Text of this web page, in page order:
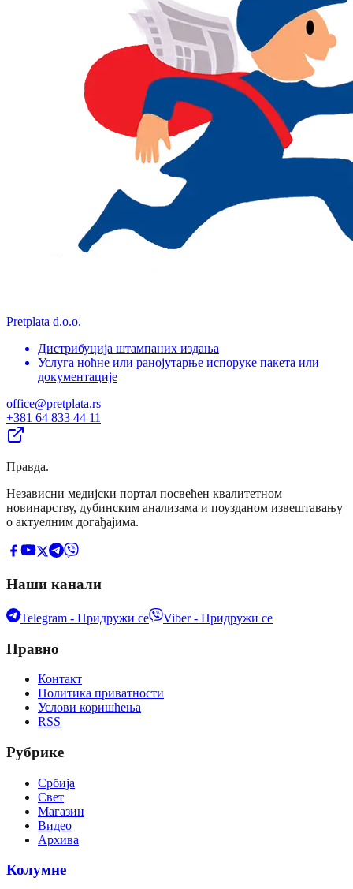
Pretplata d.o.o.
Дистрибуција штампаних издања
Услуга ноћне или ранојутарње испоруке пакета или
документације
office@pretplata.rs
+381 64 833 44 11
Правда.
Независни медијски портал посвећен квалитетном
новинарству, дубинским анализама и поузданом извештавању
о актуелним догађајима.
Наши канали
Telegram - Придружи се Viber - Придружи се
Правно
Контакт
Политика приватности
Услови коришћења
RSS
Рубрике
Србија
Свет
Магазин
Видео
Архива
Колумне